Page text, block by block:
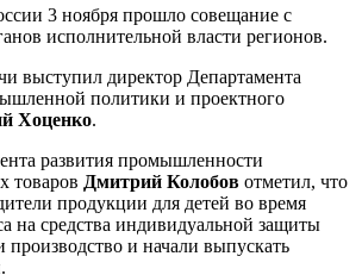
3 ноября прошло совещание с
исполнительной власти регионов.
выступил директор Департамента
политики и проектного
Хоценко.
развития промышленности
товаров Дмитрий Колобов отметил, что
продукции для детей во время
на средства индивидуальной защиты
и начали выпускать